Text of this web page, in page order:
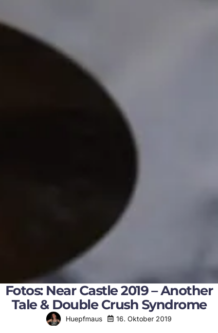
Fotos: Near Castle 2019 – Another
Tale & Double Crush Syndrome
Huepfmaus 16. Oktober 2019